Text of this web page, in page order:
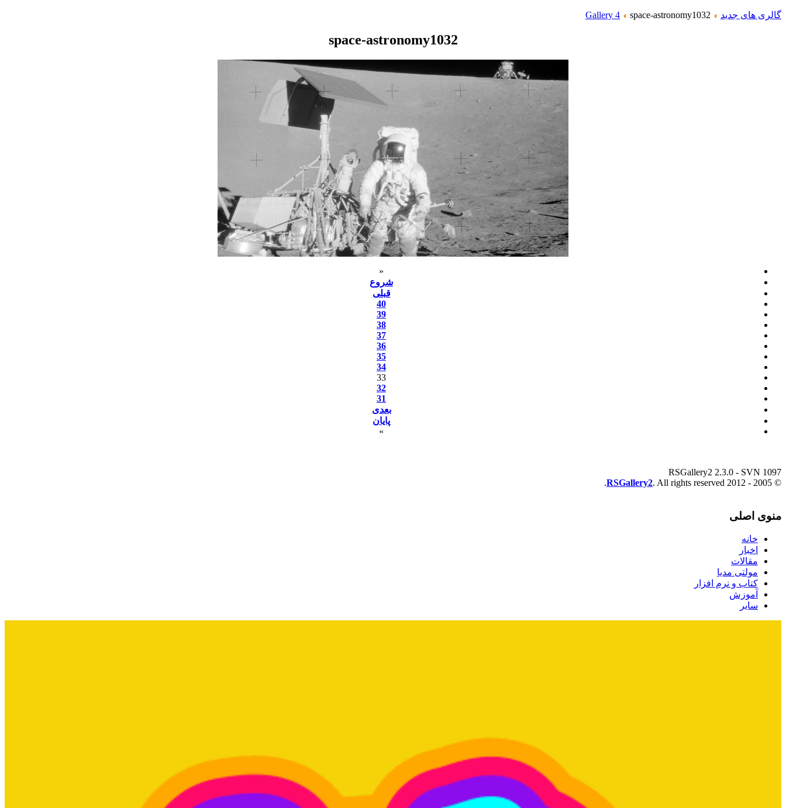
گالری های جدید Gallery 4 space-astronomy1032
space-astronomy1032
«
شروع
قبلی
40
39
38
37
36
35
34
33
32
31
بعدی
پایان
»
RSGallery2 2.3.0 - SVN 1097
© 2005 - 2012
RSGallery2. All rights reserved.
منوی اصلی
خانه
اخبار
مقالات
مولتی مدیا
کتاب و نرم افزار
آموزش
سایر